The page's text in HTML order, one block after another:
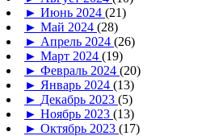
► Июнь 2024 (21)
► Май 2024 (28)
► Апрель 2024 (26)
► Март 2024 (19)
► Февраль 2024 (20)
► Январь 2024 (13)
► Декабрь 2023 (5)
► Ноябрь 2023 (13)
► Октябрь 2023 (17)